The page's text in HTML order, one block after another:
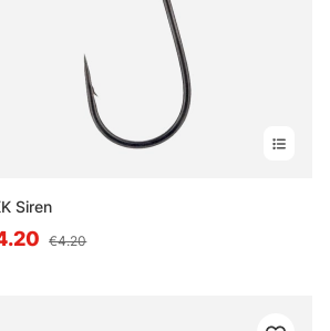
Siren
€4.20